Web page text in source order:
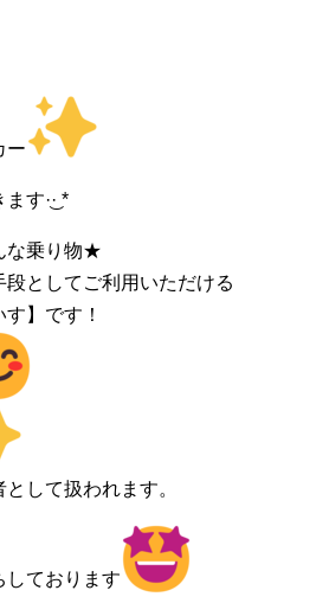
ー
す·͜· *
な乗り物★
としてご利用いただける
】です！
して扱われます。
しております